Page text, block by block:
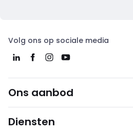
Volg ons op sociale media
Ons aanbod
Diensten